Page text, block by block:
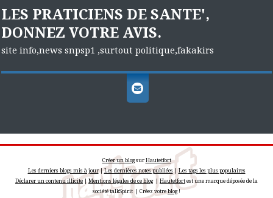
LES PRATICIENS DE SANTE',
DONNEZ VOTRE AVIS.
site info,news snpsp1 ,surtout politique,fakakirs
Créer un blogsurHautetfort
Les derniers blogs mis à jour|Les dernières notes publiées |Les tags les plus populaires
Déclarer un contenu illicite|Mentions légales de ce blog| Hautetfortest une marque déposée de la
société talkSpirit | Créez votreblog!